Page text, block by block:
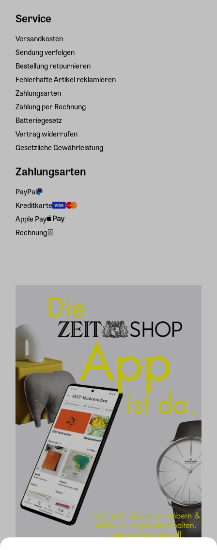
Service
Versandkosten
Sendung verfolgen
Bestellung retournieren
Fehlerhafte Artikel reklamieren
Zahlungsarten
Zahlung per Rechnung
Batteriegesetz
Vertrag widerrufen
Gesetzliche Gewährleistung
Zahlungsarten
PayPal
Kreditkarte
Apple Pay
Rechnung